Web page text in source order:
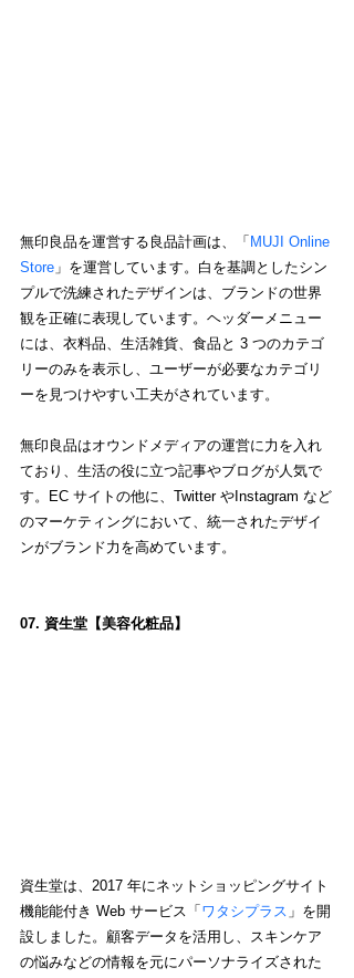
無印良品を運営する良品計画は、「MUJI Online
Store 」を運営しています。白を基調としたシン
プルで洗練されたデザインは、ブランドの世界
観を正確に表現しています。ヘッダーメニュー
には、衣料品、生活雑貨、食品と 3 つのカテゴ
リーのみを表示し、ユーザーが必要なカテゴリ
ーを見つけやすい工夫がされています。
無印良品はオウンドメディアの運営に力を入れ
ており、生活の役に立つ記事やブログが人気で
す。EC サイトの他に、Twitter やInstagram など
のマーケティングにおいて、統一されたデザイ
ンがブランド力を高めています。
07. 資生堂【美容化粧品】
資生堂は、2017 年にネットショッピングサイト
機能能付き Web サービス「 ワタシプラス 」を開
設しました。顧客データを活用し、スキンケア
の悩みなどの情報を元にパーソナライズされた